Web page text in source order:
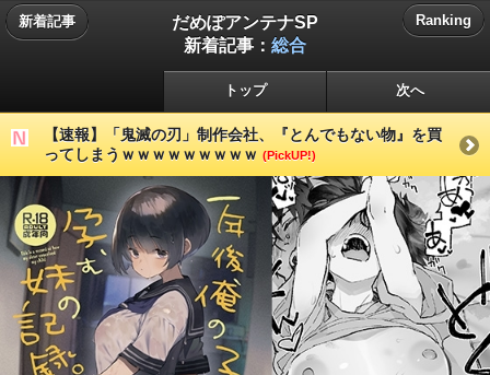
新着記事
だめぽアンテナSP
新着記事： 総合
Ranking
トップ 次へ
【速報】「鬼滅の刃」制作会社、『とんでもない物』を買
ってしまうｗｗｗｗｗｗｗｗｗ (PickUP!)